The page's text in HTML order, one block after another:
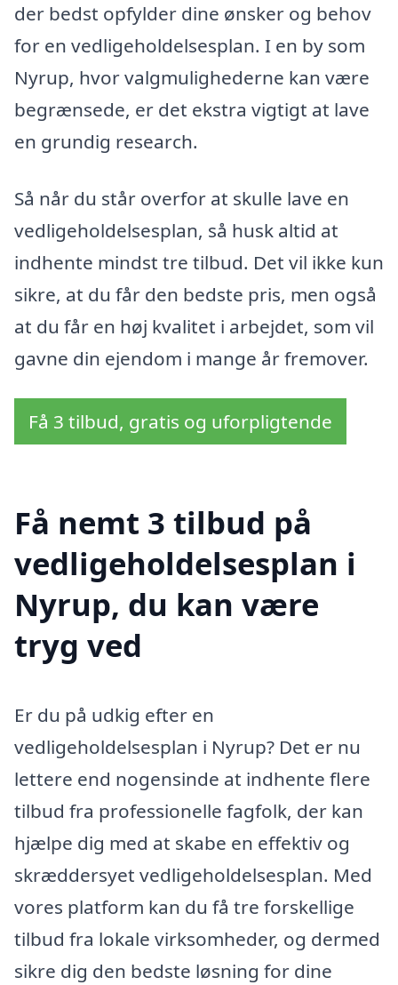
der bedst opfylder dine ønsker og behov
for en vedligeholdelsesplan. I en by som
Nyrup, hvor valgmulighederne kan være
begrænsede, er det ekstra vigtigt at lave
en grundig research.
Så når du står overfor at skulle lave en
vedligeholdelsesplan, så husk altid at
indhente mindst tre tilbud. Det vil ikke kun
sikre, at du får den bedste pris, men også
at du får en høj kvalitet i arbejdet, som vil
gavne din ejendom i mange år fremover.
Få 3 tilbud, gratis og uforpligtende
Få nemt 3 tilbud på
vedligeholdelsesplan i
Nyrup, du kan være
tryg ved
Er du på udkig efter en
vedligeholdelsesplan i Nyrup? Det er nu
lettere end nogensinde at indhente flere
tilbud fra professionelle fagfolk, der kan
hjælpe dig med at skabe en effektiv og
skræddersyet vedligeholdelsesplan. Med
vores platform kan du få tre forskellige
tilbud fra lokale virksomheder, og dermed
sikre dig den bedste løsning for dine